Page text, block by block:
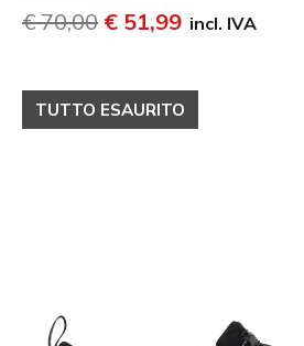
Prezzo ridotto da
€ 70,00 per
€ 51,99 incl. IVA
TUTTO ESAURITO